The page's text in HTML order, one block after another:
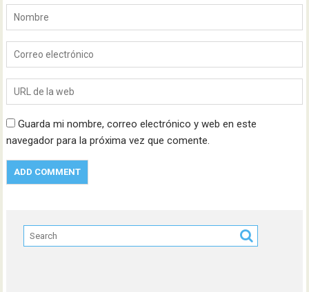
Guarda mi nombre, correo electrónico y web en este
navegador para la próxima vez que comente.